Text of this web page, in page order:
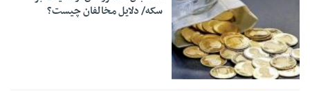
سکه/ دلایل مخالفان چیست؟